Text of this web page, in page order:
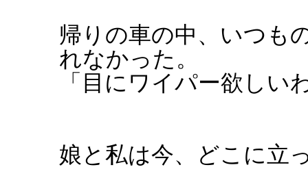
帰りの車の中、いつも
れなかった。
「目にワイパー欲しい
娘と私は今、どこに立